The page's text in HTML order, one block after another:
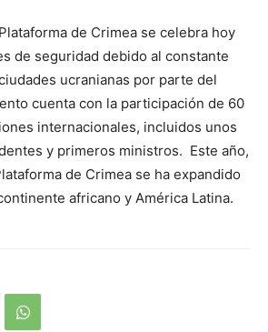
de Crimea se celebra hoy
de seguridad debido al constante
ucranianas por parte del
cuenta con la participación de 60
internacionales, incluidos unos
y primeros ministros. Este año,
de Crimea se ha expandido
africano y América Latina.